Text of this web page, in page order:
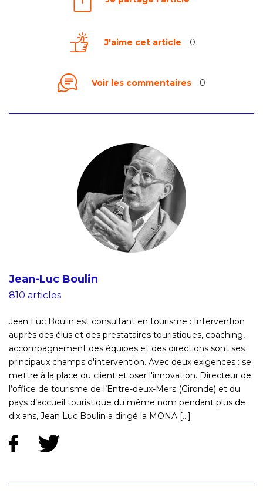
J'aime cet article 0
Voir les commentaires 0
Jean-Luc Boulin
810 articles
Jean Luc Boulin est consultant en tourisme : Intervention
auprès des élus et des prestataires touristiques, coaching,
accompagnement des équipes et des directions sont ses
principaux champs d'intervention. Avec deux exigences : se
mettre à la place du client et oser l'innovation. Directeur de
l’office de tourisme de l’Entre-deux-Mers (Gironde) et du
pays d’accueil touristique du même nom pendant plus de
dix ans, Jean Luc Boulin a dirigé la MONA [...]